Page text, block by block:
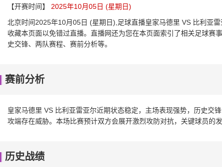
【开赛时间】
2025年10月05日 (星期日)
北京时间2025年10月05日 (星期日),足球直播皇家马德里 VS 比利亚
收藏本页面以免错过直播。直播网还为您在本页面索引了相关足球赛
史交锋、两队赛程、赛前分析等。
赛前分析
皇家马德里 VS 比利亚雷亚尔近期状态稳定，主场表现强势，历史交
攻端存在威胁。本场比赛预计双方会展开激烈攻防对抗，关键球员的
历史战绩